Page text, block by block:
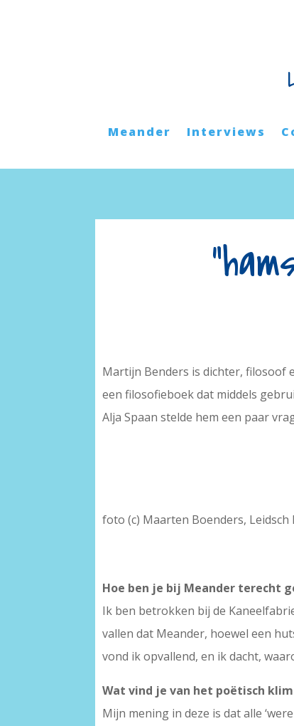
Meander Interviews
Martijn Benders is dichter, filosoof
een filosofieboek dat middels
Alja Spaan stelde hem een paar
foto (c) Maarten Boenders, Leidsch
Hoe ben je bij Meander terecht
Ik ben betrokken bij de
vallen dat Meander, hoewel een
vond ik opvallend, en ik dacht,
Wat vind je van het poëtisch
Mijn mening in deze is dat alle